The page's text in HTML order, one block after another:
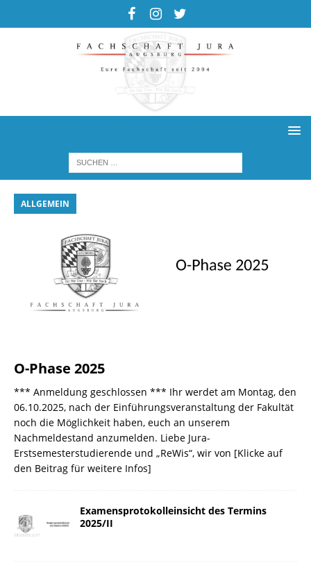
ALLGEMEIN
O-Phase 2025
*** Anmeldung geschlossen *** Ihr werdet am Montag, den
06.10.2025, nach der Einführungsveranstaltung der Fakultät
noch die Möglichkeit haben, euch an unserem
Nachmeldestand anzumelden. Liebe Jura-
Erstsemesterstudierende und „ReWis“, wir von [Klicke auf
den Beitrag für weitere Infos]
Examensprotokolleinsicht des Termins
2025/II